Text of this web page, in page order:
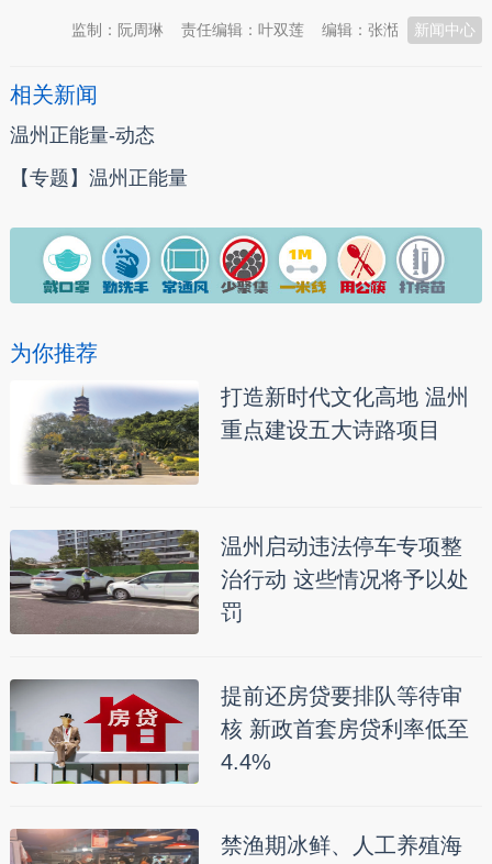
新闻中心
编辑：张湉
责任编辑：叶双莲
监制：阮周琳
相关新闻
温州正能量-动态
【专题】温州正能量
为你推荐
打造新时代文化高地 温州
重点建设五大诗路项目
温州启动违法停车专项整
治行动 这些情况将予以处
罚
提前还房贷要排队等待审
核 新政首套房贷利率低至
4.4%
禁渔期冰鲜、人工养殖海